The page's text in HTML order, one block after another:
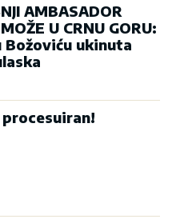
AMBASADOR
U CRNU GORU:
Božoviću ukinuta
procesuiran!